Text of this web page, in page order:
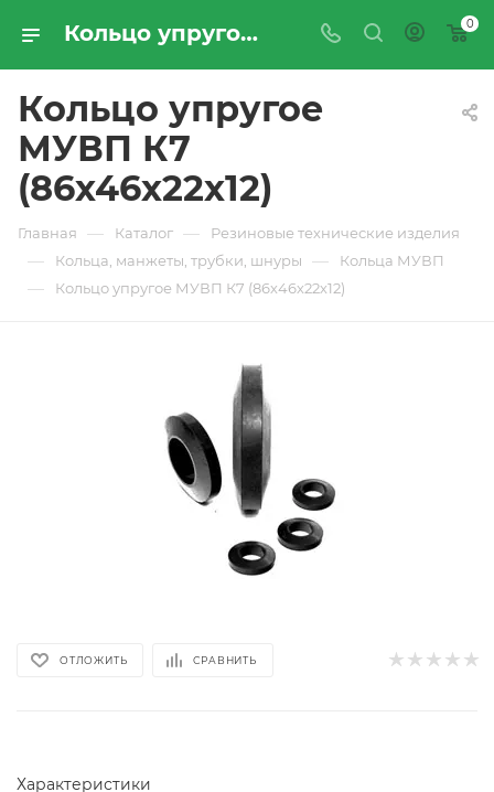
Кольцо упругое МУВП К7 (86х46х22х12) - купить по цене производителя с доставкой по Москве и России | ПРОМРЕСУРССЕРВИС 0
Кольцо упругое
МУВП К7
(86х46х22х12)
Главная — Каталог — Резиновые технические изделия
— Кольца, манжеты, трубки, шнуры — Кольца МУВП
— Кольцо упругое МУВП К7 (86х46х22х12)
ОТЛОЖИТЬ СРАВНИТЬ
Характеристики